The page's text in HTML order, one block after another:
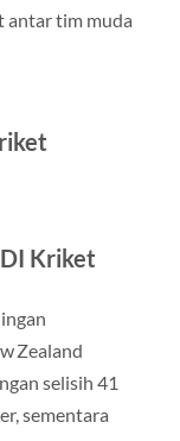
antar tim muda
Kriket
Zealand
selisih 41
sementara